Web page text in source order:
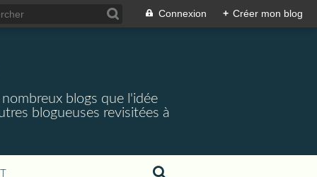
Connexion + Créer mon blog
blogs que l'idée
blogueuses revisitées à